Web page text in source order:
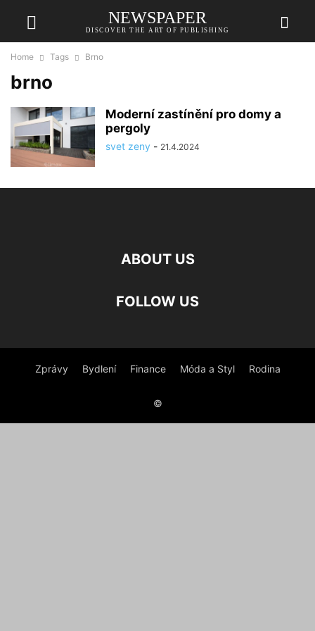
NEWSPAPER
DISCOVER THE ART OF PUBLISHING
Home Tags Brno
brno
Moderní zastínění pro domy a
pergoly
svet zeny - 21.4.2024
ABOUT US
FOLLOW US
Zprávy Bydlení Finance Móda a Styl Rodina
©